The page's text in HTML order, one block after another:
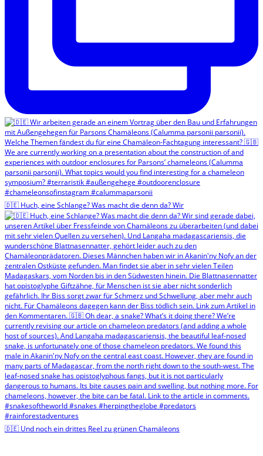
🇩🇪 Huch, eine Schlange? Was macht die denn da? Wir
🇩🇪 Und noch ein drittes Reel zu grünen Chamäleons